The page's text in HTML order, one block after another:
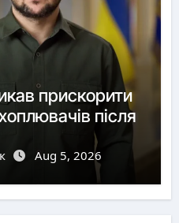
прискорити
після
Aug 5, 2026